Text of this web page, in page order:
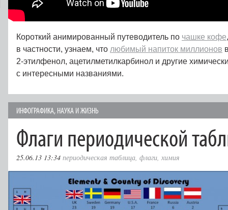
Короткий анимированный путеводитель по чашке кофе
в частности, узнаем, что любимый напиток миллионов
2‑этилфенол, ацетилметилкарбинол и другие
с интересными названиями.
ИНФОГРАФИКА, НАУКА И ЖИЗНЬ
Флаги периодической
25.06.13 13:34 периодическая таблица, флаги, химия